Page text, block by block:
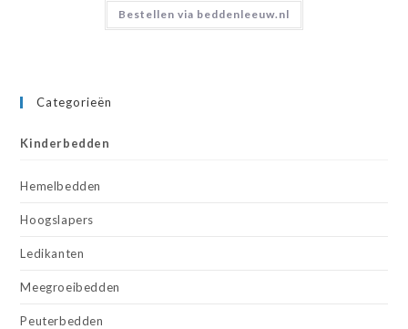
Bestellen via beddenleeuw.nl
Categorieën
Kinderbedden
Hemelbedden
Hoogslapers
Ledikanten
Meegroeibedden
Peuterbedden